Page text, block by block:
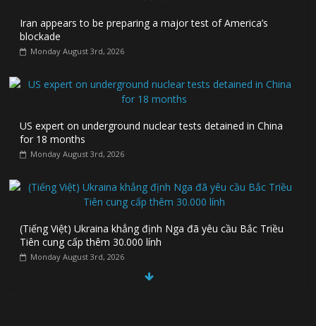
Iran appears to be preparing a major test of America’s
blockade
Monday August 3rd, 2026
US expert on underground nuclear tests detained in China
for 18 months
Monday August 3rd, 2026
(Tiếng Việt) Ukraina khẳng định Nga đã yêu cầu Bắc Triều
Tiên cung cấp thêm 30.000 lính
Monday August 3rd, 2026